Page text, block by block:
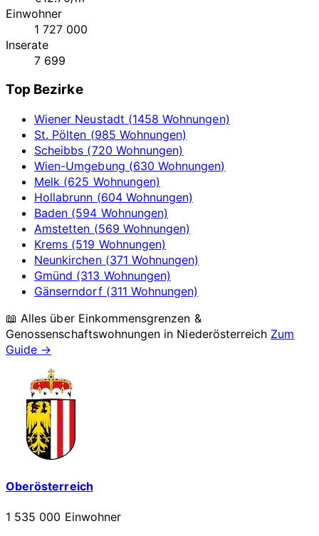
Einwohner
1 727 000
Inserate
7 699
Top Bezirke
Wiener Neustadt (1458 Wohnungen)
St. Pölten (985 Wohnungen)
Scheibbs (720 Wohnungen)
Wien-Umgebung (630 Wohnungen)
Melk (625 Wohnungen)
Hollabrunn (604 Wohnungen)
Baden (594 Wohnungen)
Amstetten (569 Wohnungen)
Krems (519 Wohnungen)
Neunkirchen (371 Wohnungen)
Gmünd (313 Wohnungen)
Gänserndorf (311 Wohnungen)
📖 Alles über Einkommensgrenzen &
Genossenschaftswohnungen in Niederösterreich Zum
Guide →
Oberösterreich
1 535 000 Einwohner